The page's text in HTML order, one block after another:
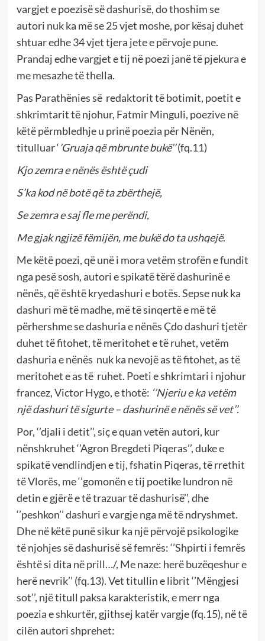
vargjet e poezisë së dashurisë, do thoshim se
autori nuk ka më se 25 vjet moshe, por kësaj duhet
shtuar edhe 34 vjet tjera jete e përvoje pune.
Prandaj edhe vargjet e tij në poezi janë të pjekura e
me mesazhe të thella.
Pas Parathënies së redaktorit të botimit, poetit e
shkrimtarit të njohur, Fatmir Minguli, poezive në
këtë përmbledhje u prinë poezia për Nënën,
titulluar ‘’Gruaja që mbrunte bukë’’(fq.11)
Kjo zemra e nënës është çudi
S’ka kod në botë që ta zbërthejë,
Se zemra e saj fle me perëndi,
Me gjak ngjizë fëmijën, me bukë do ta ushqejë.
Me këtë poezi, që unë i mora vetëm strofën e fundit
nga pesë sosh, autori e spikatë tërë dashurinë e
nënës, që është kryedashuri e botës. Sepse nuk ka
dashuri më të madhe, më të sinqertë e më të
përhershme se dashuria e nënës Çdo dashuri tjetër
duhet të fitohet, të meritohet e të ruhet, vetëm
dashuria e nënës nuk ka nevojë as të fitohet, as të
meritohet e as të ruhet. Poeti e shkrimtari i njohur
francez, Victor Hygo, e thotë: ‘’Njeriu e ka vetëm
një dashuri të sigurte – dashurinë e nënës së vet’’.
Por, ‘’djali i detit’’, siç e quan vetën autori, kur
nënshkruhet ‘’Agron Bregdeti Piqeras’’, duke e
spikatë vendlindjen e tij, fshatin Piqeras, të rrethit
të Vlorës, me ‘’gomonën e tij poetike lundron në
detin e gjërë e të trazuar të dashurisë’’, dhe
‘’peshkon’’ dashuri e vargje nga më të ndryshmet.
Dhe në këtë punë sikur ka një përvojë psikologike
të njohjes së dashurisë së femrës: ‘’Shpirti i femrës
është si dita në prill…/, Me naze: herë buzëqeshur e
herë nevrik’’ (fq.13). Vet titullin e librit ‘’Mëngjesi
sot’’, një titull paksa karakteristik, e merr nga
poezia e shkurtër, gjithsej katër vargje (fq.15), në të
cilën autori shprehet: